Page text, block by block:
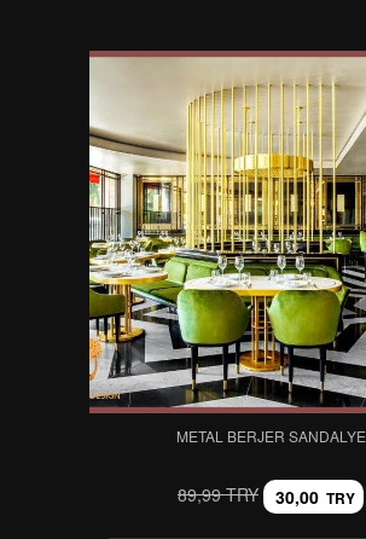
METAL BERJER SANDALYE
89,99 TRY 30,00 TRY